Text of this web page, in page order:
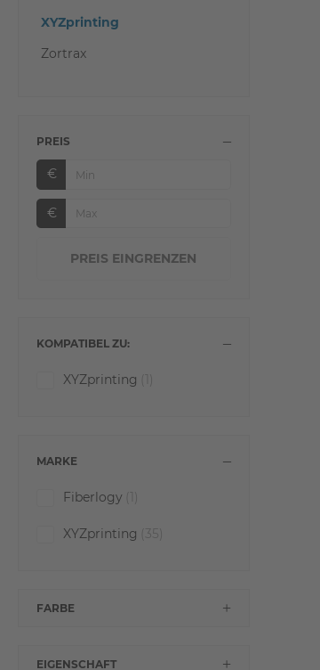
XYZprinting
Zortrax
PREIS
€
€
KOMPATIBEL ZU:
XYZprinting (1)
MARKE
Fiberlogy (1)
XYZprinting (35)
FARBE
EIGENSCHAFT